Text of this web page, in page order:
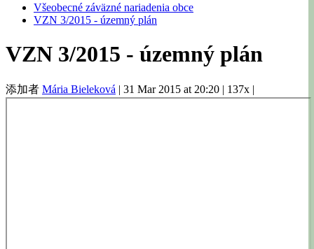
Všeobecné záväzné nariadenia obce
VZN 3/2015 - územný plán
VZN 3/2015 - územný plán
添加者 Mária Bieleková | 31 Mar 2015 at 20:20 | 137x |